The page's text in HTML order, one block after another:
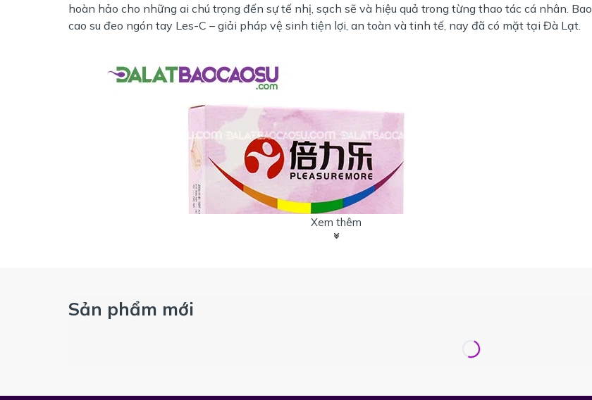
hoàn hảo cho những ai chú trọng đến sự tế nhị, sạch sẽ và hiệu quả trong từng thao tác cá nhân. Bao
cao su đeo ngón tay Les-C – giải pháp vệ sinh tiện lợi, an toàn và tinh tế, nay đã có mặt tại Đà Lạt.
Xem thêm
Sản phẩm mới